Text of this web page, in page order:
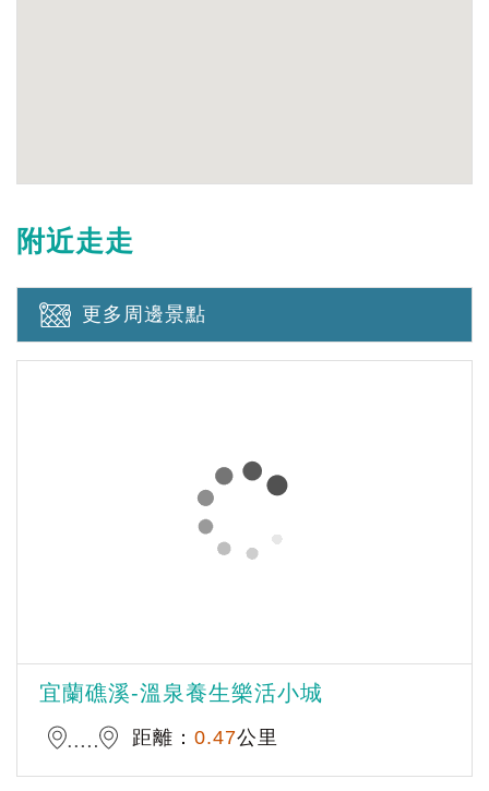
附近走走
更多周邊景點
宜蘭礁溪-溫泉養生樂活小城
距離： 0.47公里